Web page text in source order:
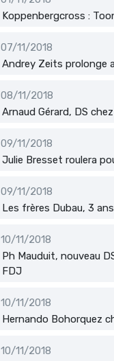
Koppenbergcross :
07/11/2018
Andrey Zeits prolonge
08/11/2018
Arnaud Gérard, DS
09/11/2018
Julie Bresset roulera
09/11/2018
Les frères Dubau, 3
10/11/2018
Ph Mauduit, nouveau
FDJ
10/11/2018
Hernando Bohorquez
10/11/2018